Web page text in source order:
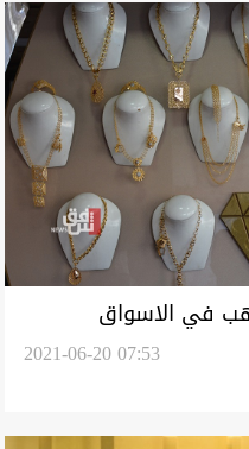
في الاسواق
2021-06-20 07:53